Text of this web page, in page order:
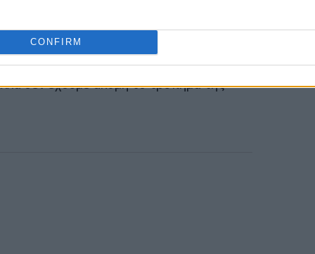
CONFIRM
πιο σφιχτή νομισματική πολιτική, αλλά
περιουσιακούς φόρους.
βρισκόμαστε σε επίπεδα
δεν έχουμε ακόμη το τρύπημα της